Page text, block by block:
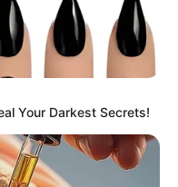
Your Darkest Secrets!